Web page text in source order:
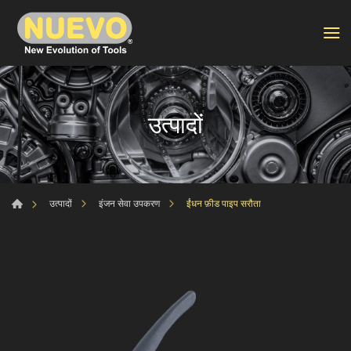
उत्पादों
उत्पादों इंजन सेवा उपकरण ईंधन फ़ीड पाइप सरौता